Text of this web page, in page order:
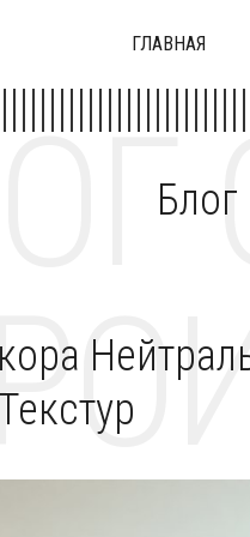
ГЛАВНАЯ